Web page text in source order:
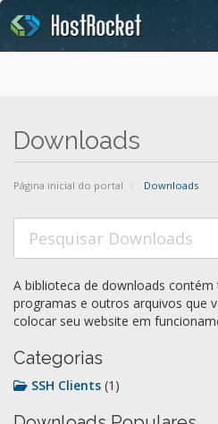
Downloads
Página inicial do portal Downloads
A biblioteca de downloads
programas e outros arquivos que
colocar seu website em
Categorias
SSH Clients (1)